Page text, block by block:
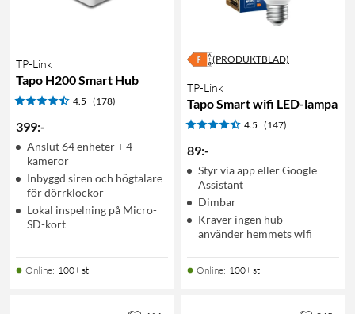
TP-Link
Tapo H200 Smart Hub
4.5 (178)
399:-
Anslut 64 enheter + 4
kameror
Inbyggd siren och högtalare
för dörrklockor
Lokal inspelning på Micro-
SD-kort
Online: 100+ st
(PRODUKTBLAD)
TP-Link
Tapo Smart wifi LED-lampa
4.5 (147)
89:-
Styr via app eller Google
Assistant
Dimbar
Kräver ingen hub –
använder hemmets wifi
Online: 100+ st